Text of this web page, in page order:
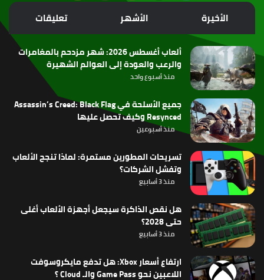
الموقع
RSS
الأخيرة الأشهر تعليقات
ألعاب أغسطس 2026: شهر مزدحم بالمغامرات
والرعب والعودة إلى العوالم الشهيرة
منذ أسبوع واحد
جميع الأسلحة في Assassin’s Creed: Black Flag
Resynced وكيف تحصل عليها
منذ أسبوعين
تسريحات المطورين مستمرة: لماذا تنجح الألعاب
وتفشل الشركات؟
منذ 3 أسابيع
هل نقص الذاكرة سيجعل أجهزة الألعاب أغلى
حتى 2028؟
منذ 3 أسابيع
ارتفاع أسعار Xbox: هل تدفع مايكروسوفت
اللاعبين نحو Game Pass والـ Cloud ؟